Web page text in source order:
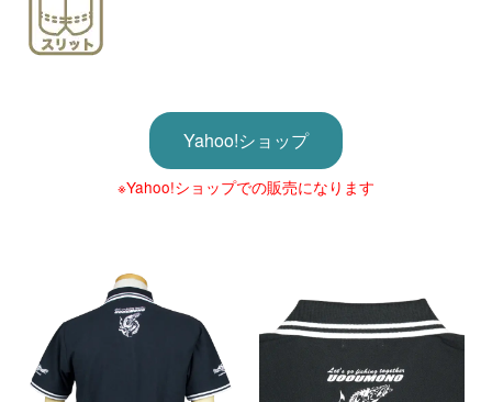
Yahoo!ショップ
※Yahoo!ショップでの販売になります